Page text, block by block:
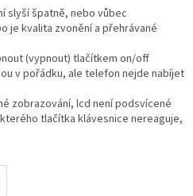
slyší špatně, nebo vůbec
je kvalita zvonění a přehrávané
(vypnout) tlačítkem on/off
v pořádku, ale telefon nejde nabíjet
zobrazování, lcd není podsvícené
tlačítka klávesnice nereaguje,